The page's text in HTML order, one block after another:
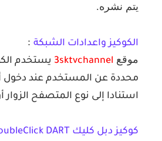
يتم نشره.
الكوكيز واعدادات الشبكة :
موقع 3sktvchannel يستخدم
محددة عن المستخدم عند
استنادا إلى نوع المتصفح
كوكيز دبل كليك DoubleClick DART